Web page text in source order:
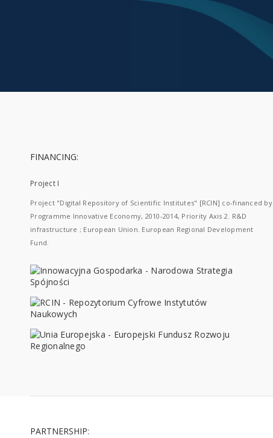
FINANCING:
Project I
Project "Digital Repository of Scientific Institutes" [RCIN] co-financed by
Programme Innovative Economy, 2010-2014, Priority Axis 2. R&D
infrastructure ; European Union. European Regional Development
Fund.
PARTNERSHIP: